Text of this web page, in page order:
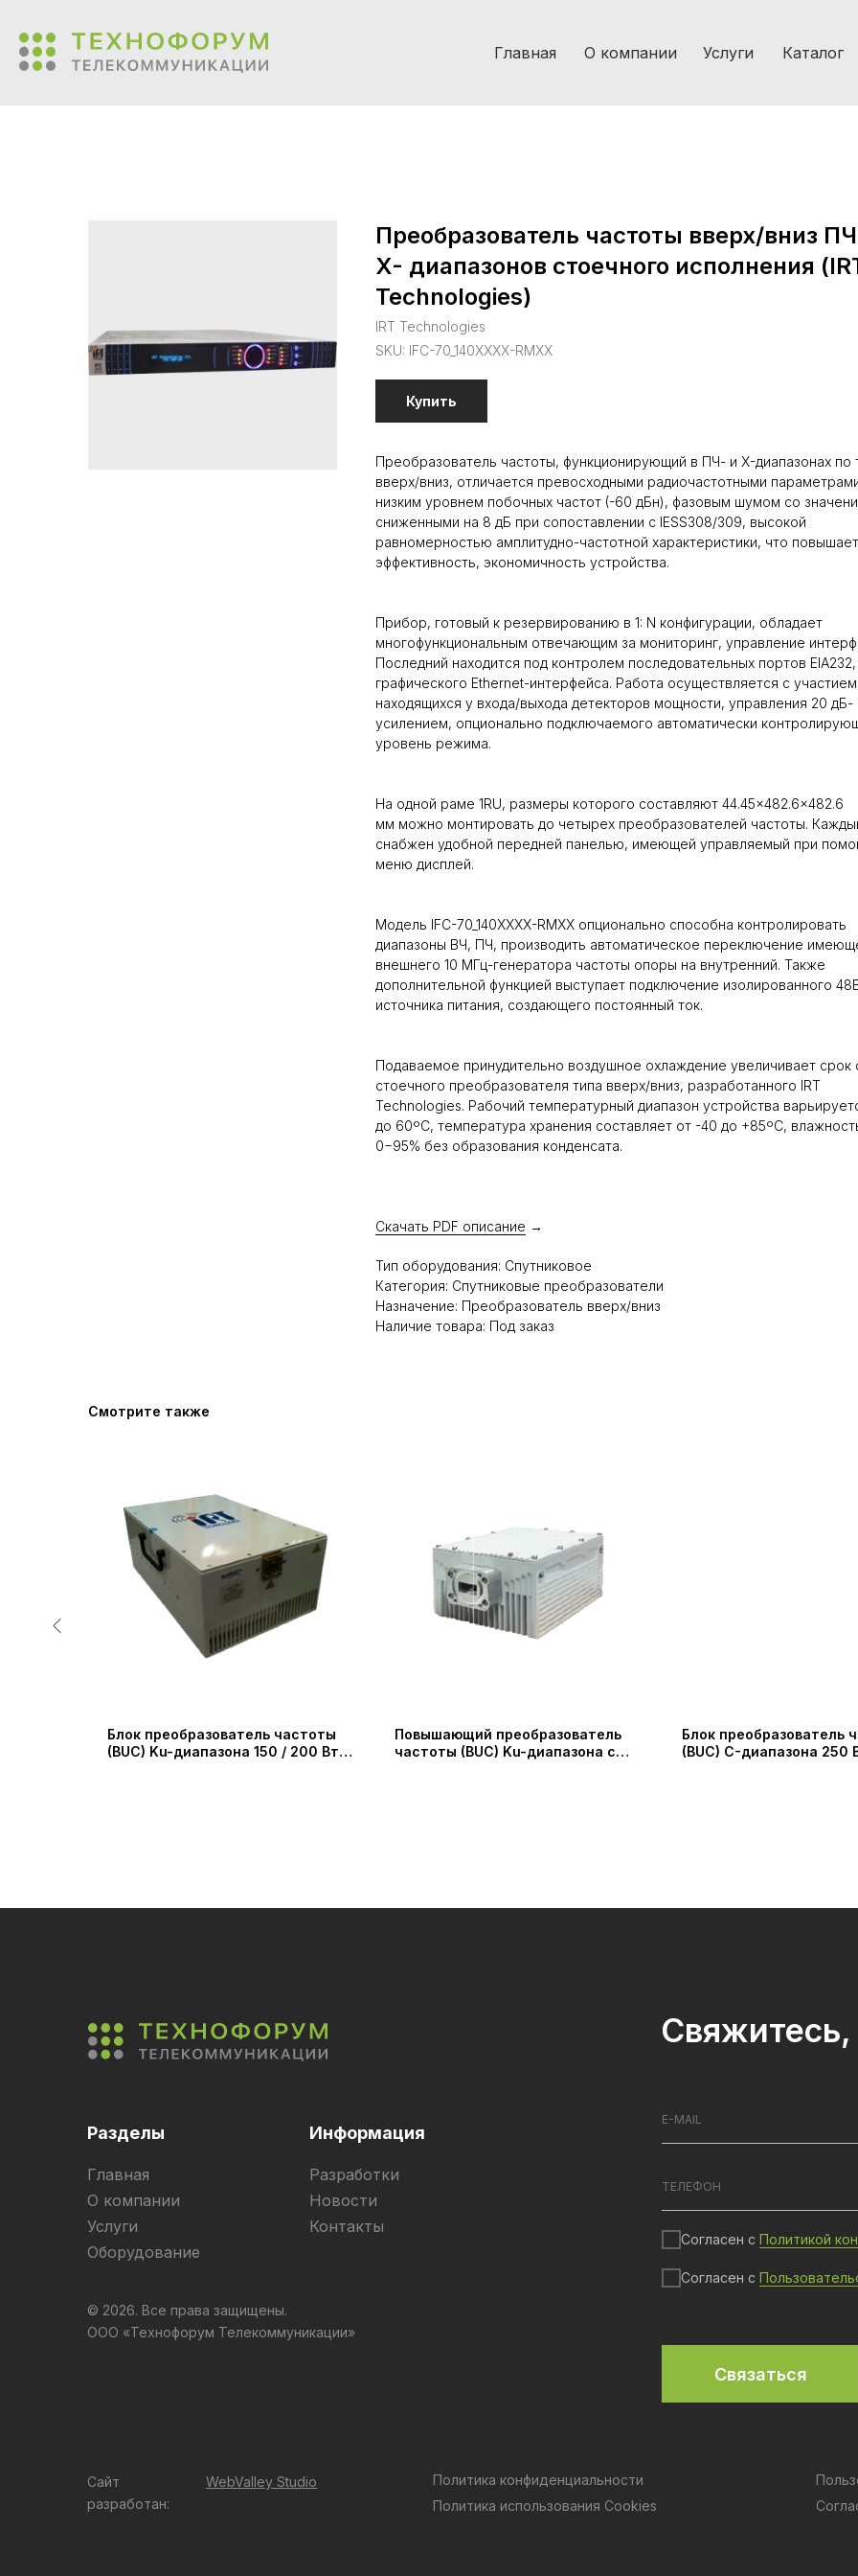
Главная О компании Услуги Каталог
Преобразователь частоты вверх/вниз
X- диапазонов стоечного исполнения
Technologies)
IRT Technologies
SKU: IFC-70_140XXXX-RMXX
Купить
Преобразователь частоты, функционирующий в ПЧ- и X-диапазонах по
вверх/вниз, отличается превосходными радиочастотными
низким уровнем побочных частот (-60 дБн), фазовым шумом со
сниженными на 8 дБ при сопоставлении с IESS308/309, высокой
равномерностью амплитудно-частотной характеристики, что повышает
эффективность, экономичность устройства.
Прибор, готовый к резервированию в 1: N конфигурации, обладает
многофункциональным отвечающим за мониторинг, управление
Последний находится под контролем последовательных портов EIA232,
графического Ethernet-интерфейса. Работа осуществляется с участием
находящихся у входа/выхода детекторов мощности, управления 20 дБ-
усилением, опционально подключаемого автоматически
уровень режима.
На одной раме 1RU, размеры которого составляют 44.45×482.6×482.6
мм можно монтировать до четырех преобразователей частоты.
снабжен удобной передней панелью, имеющей управляемый при
меню дисплей.
Модель IFC-70_140XXXX-RMXX опционально способна контролировать
диапазоны ВЧ, ПЧ, производить автоматическое переключение
внешнего 10 МГц-генератора частоты опоры на внутренний. Также
дополнительной функцией выступает подключение изолированного
источника питания, создающего постоянный ток.
Подаваемое принудительно воздушное охлаждение увеличивает срок
стоечного преобразователя типа вверх/вниз, разработанного IRT
Technologies. Рабочий температурный диапазон устройства
до 60ºC, температура хранения составляет от -40 до +85ºC,
0−95% без образования конденсата.
Скачать PDF описание →
Тип оборудования: Спутниковое
Категория: Спутниковые преобразователи
Назначение: Преобразователь вверх/вниз
Наличие товара: Под заказ
Смотрите также
Блок преобразователь частоты
(BUC) Ku-диапазона 150 / 200 Вт
Повышающий преобразователь
частоты (BUC) Ku-диапазона с
Блок преобразователь
(BUC) C-диапазона 250
Разделы Информация
Главная
О компании
Услуги
Оборудование
Разработки
Новости
Контакты
Политика использования Cookies
Политика конфиденциальности
© 2026. Все права защищены.
ООО «Технофорум Телекоммуникации»
Сайт
разработан:
Согласен с Политикой
Согласен с
Связаться
Свяжитесь,
WebValley Studio